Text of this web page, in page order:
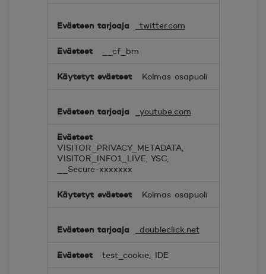
twitter.com
__cf_bm
Kolmas osapuoli
youtube.com
VISITOR_PRIVACY_METADATA,
VISITOR_INFO1_LIVE, YSC,
__Secure-xxxxxxx
Kolmas osapuoli
doubleclick.net
test_cookie, IDE